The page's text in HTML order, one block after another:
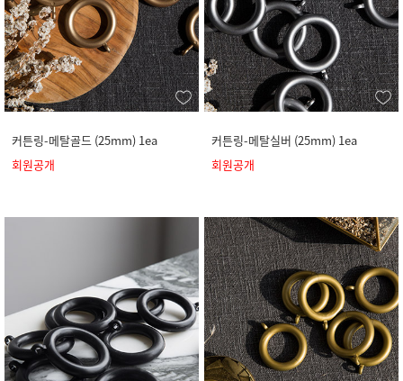
커튼링-메탈골드 (25mm) 1ea
회원공개
커튼링-메탈실버 (25mm) 1ea
회원공개